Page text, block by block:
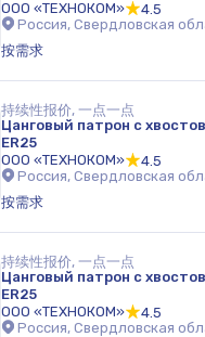
ООО «ТЕХНОКОМ»
4.5
Россия, Свердловская
按需求
持续性报价, 一点一点
Цанговый патрон с
ER25
ООО «ТЕХНОКОМ»
4.5
Россия, Свердловская
按需求
持续性报价, 一点一点
Цанговый патрон с
ER25
ООО «ТЕХНОКОМ»
4.5
Россия, Свердловская